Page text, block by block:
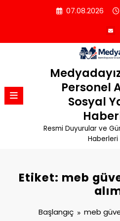
07.08.2026
Personel
Sosyal
Resmi Duyurular ve
Haberleri
Etiket: meb
Başlangıç meb